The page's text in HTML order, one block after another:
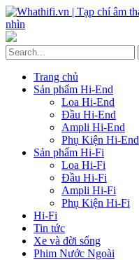
Trang chủ
Sản phẩm Hi-End
Loa Hi-End
Đầu Hi-End
Ampli Hi-End
Phụ Kiện Hi-End
Sản phẩm Hi-Fi
Loa Hi-Fi
Đầu Hi-Fi
Ampli Hi-Fi
Phụ Kiện Hi-Fi
Hi-Fi
Tin tức
Xe và đời sống
Phim Nước Ngoài